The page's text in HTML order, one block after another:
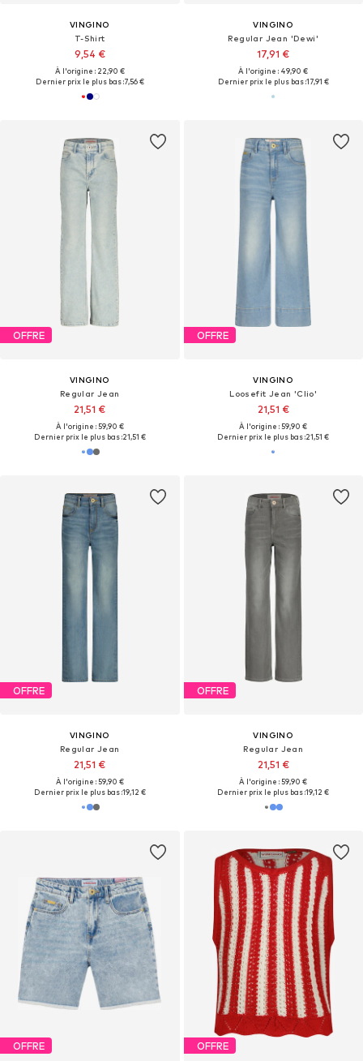
VINGINO
T-Shirt
9,54 €
À l'origine : 22,90 €
Dernier prix le plus bas :7,56 €
VINGINO
Regular Jean 'Dewi'
17,91 €
À l'origine : 49,90 €
Dernier prix le plus bas :17,91 €
OFFRE
VINGINO
Regular Jean
21,51 €
À l'origine : 59,90 €
Dernier prix le plus bas :21,51 €
OFFRE
VINGINO
Loosefit Jean 'Clio'
21,51 €
À l'origine : 59,90 €
Dernier prix le plus bas :21,51 €
OFFRE
VINGINO
Regular Jean
21,51 €
À l'origine : 59,90 €
Dernier prix le plus bas :19,12 €
OFFRE
VINGINO
Regular Jean
21,51 €
À l'origine : 59,90 €
Dernier prix le plus bas :19,12 €
OFFRE OFFRE